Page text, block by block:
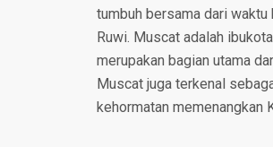
tumbuh bersama dari
Ruwi. Muscat adalah
merupakan bagian utama
Muscat juga terkenal
kehormatan memenangkan